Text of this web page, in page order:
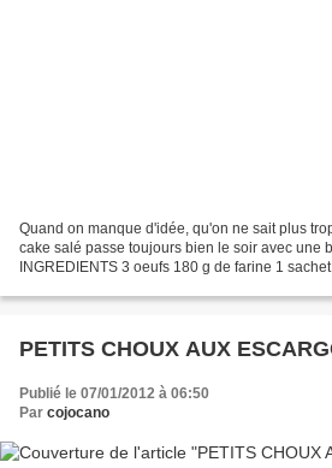
Quand on manque d'idée, qu'on ne sait plus
cake salé passe toujours bien le soir avec une
INGREDIENTS 3 oeufs 180 g de farine 1
PETITS CHOUX AUX
Publié le 07/01/2012 à 06:50
Par cojocano